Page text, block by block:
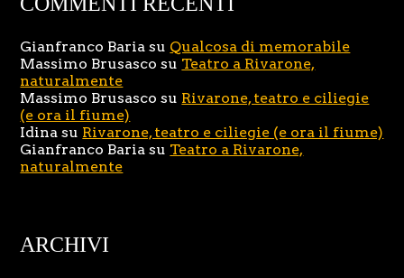
Gianfranco Baria su Qualcosa di memorabile
Massimo Brusasco su Teatro a Rivarone,
naturalmente
Massimo Brusasco su Rivarone, teatro e ciliegie
(e ora il fiume)
Idina su Rivarone, teatro e ciliegie (e ora il fiume)
Gianfranco Baria su Teatro a Rivarone,
naturalmente
ARCHIVI